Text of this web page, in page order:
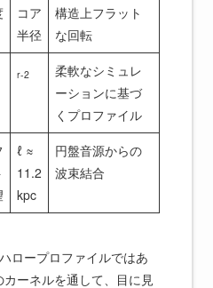
コア
半径
構造上フラット
な回転
r-2
柔軟なシミュレ
ーションに基づ
くプロファイル
ℓ ≈
11.2
kpc
円盤音源からの
波束結合
ロープロファイルではあ
ーネルを通して、目に見